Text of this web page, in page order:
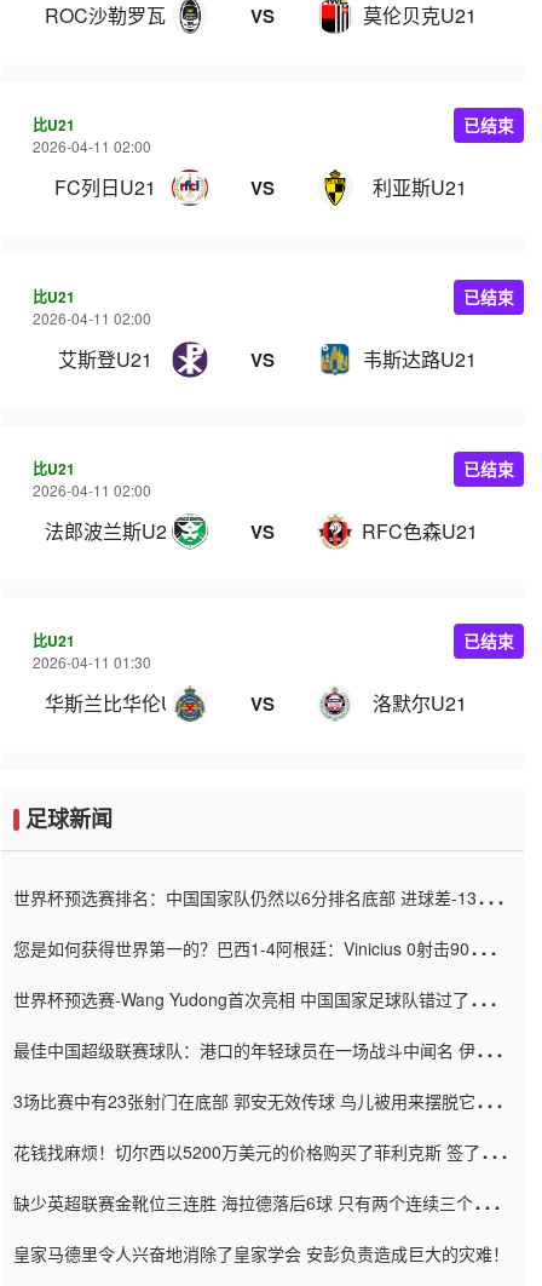
ROC沙勒罗瓦U21 VS 莫伦贝克U21
比U21
2026-04-11 02:00
FC列日U21 VS 利亚斯U21
已结束
比U21
2026-04-11 02:00
艾斯登U21 VS 韦斯达路U21
已结束
比U21
2026-04-11 02:00
法郎波兰斯U21 VS RFC色森U21
已结束
比U21
2026-04-11 01:30
华斯兰比华伦U21 VS 洛默尔U21
已结束
足球新闻
世界杯预选赛排名：中国国家队仍然以6分排名底部 进球差-13令人
您是如何获得世界第一的？巴西1-4阿根廷：Vinicius 0射击90分钟
世界杯预选赛-Wang Yudong首次亮相 中国国家足球队错过了世界
最佳中国超级联赛球队：港口的年轻球员在一场战斗中闻名 伊万放
3场比赛中有23张射门在底部 郭安无效传球 鸟儿被用来摆脱它
花钱找麻烦！切尔西以5200万美元的价格购买了菲利克斯 签了7年
缺少英超联赛金靴位三连胜 海拉德落后6球 只有两个连续三个连续
皇家马德里令人兴奋地消除了皇家学会 安彭负责造成巨大的灾难！